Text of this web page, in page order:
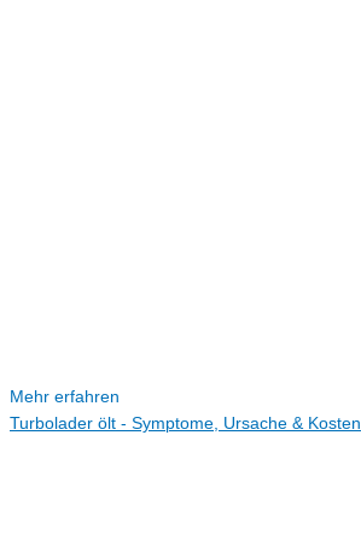
Mehr erfahren
Turbolader ölt - Symptome, Ursache & Kosten